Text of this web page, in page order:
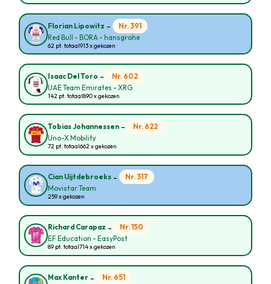
Florian Lipowitz - Nr. 391
Red Bull - BORA - hansgrohe
62 pt. totaal913 x gekozen
Isaac Del Toro - Nr. 602
UAE Team Emirates - XRG
142 pt. totaal890 x gekozen
Tobias Johannessen - Nr. 622
Uno-X Mobility
72 pt. totaal662 x gekozen
Cian Uijtdebroeks - Nr. 317
Movistar Team
259 x gekozen
Richard Carapaz - Nr. 150
EF Education - EasyPost
89 pt. totaal714 x gekozen
Max Kanter - Nr. 651